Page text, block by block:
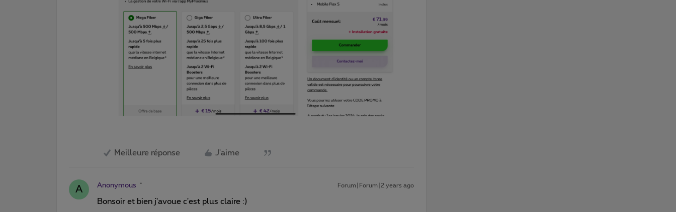
Meilleure réponse J'aime
A Anonymous Forum|Forum|2 years ago
Bonsoir et bien j'avoue c'est plus claire :)